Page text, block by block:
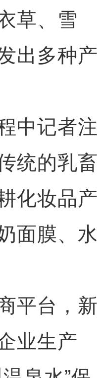
草、雪
出多种产
记者注
统的乳畜
化妆品产
面膜、水
台，新
业生产